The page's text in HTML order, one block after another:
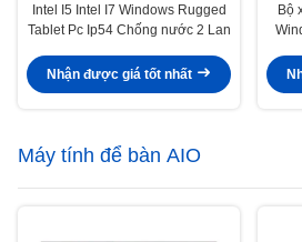
Intel I5 Intel I7 Windows Rugged
Tablet Pc Ip54 Chống nước 2 Lan
Nhận được giá tốt nhất
Bộ
Máy tính để bàn AIO